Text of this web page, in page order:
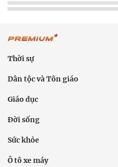
Thời sự
Dân tộc và Tôn giáo
Giáo dục
Đời sống
Sức khỏe
Ô tô xe máy